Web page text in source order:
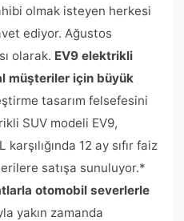
olmak isteyen herkesi
ediyor. Ağustos
olarak. EV9 elektrikli
müşteriler için büyük
tasarım felsefesini
SUV modeli EV9,
12 ay sıfır faiz
satışa sunuluyor.*
otomobil severlerle
yakın zamanda